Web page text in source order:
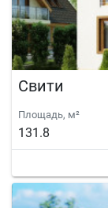
Свити
Площадь, м²
131.8